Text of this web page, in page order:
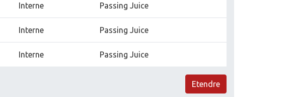
Interne Passing Juice
Interne Passing Juice
Interne Passing Juice
Etendre